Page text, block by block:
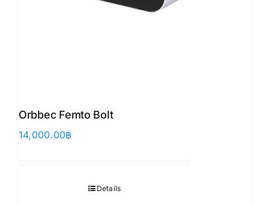
Orbbec Femto Bolt
14,000.00฿
Details